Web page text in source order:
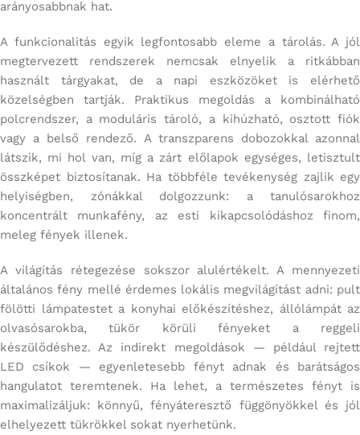
arányosabbnak hat.
A funkcionalitás egyik legfontosabb eleme a tárolás. A jól
megtervezett rendszerek nemcsak elnyelik a ritkábban
használt tárgyakat, de a napi eszközöket is elérhető
közelségben tartják. Praktikus megoldás a kombinálható
polcrendszer, a moduláris tároló, a kihúzható, osztott fiók
vagy a belső rendező. A transzparens dobozokkal azonnal
látszik, mi hol van, míg a zárt előlapok egységes, letisztult
összképet biztosítanak. Ha többféle tevékenység zajlik egy
helyiségben, zónákkal dolgozzunk: a tanulósarokhoz
koncentrált munkafény, az esti kikapcsolódáshoz finom,
meleg fények illenek.
A világítás rétegezése sokszor alulértékelt. A mennyezeti
általános fény mellé érdemes lokális megvilágítást adni: pult
fölötti lámpatestet a konyhai előkészítéshez, állólámpát az
olvasósarokba, tükör körüli fényeket a reggeli
készülődéshez. Az indirekt megoldások — például rejtett
LED csíkok — egyenletesebb fényt adnak és barátságos
hangulatot teremtenek. Ha lehet, a természetes fényt is
maximalizáljuk: könnyű, fényáteresztő függönyökkel és jól
elhelyezett tükrökkel sokat nyerhetünk.